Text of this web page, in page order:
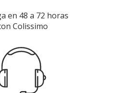
en 48 a 72 horas
Colissimo